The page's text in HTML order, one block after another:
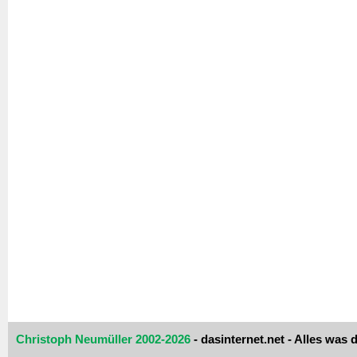
Christoph Neumüller 2002-2026 - dasinternet.net - Alles was